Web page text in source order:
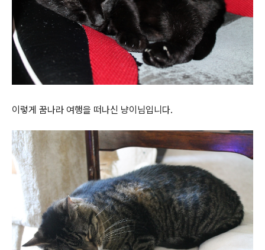
이렇게 꿈나라 여행을 떠나신 냥이님입니다.